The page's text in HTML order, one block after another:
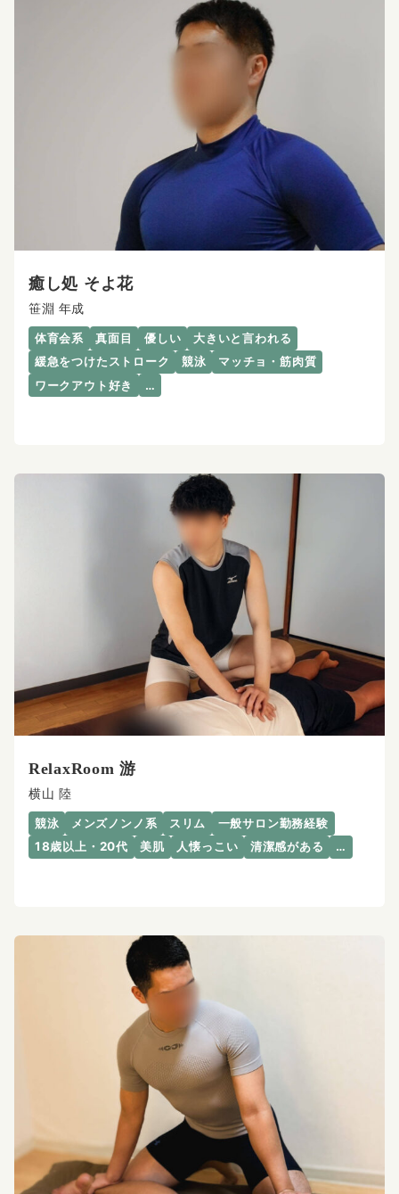
癒し処 そよ花
笹淵 年成
体育会系 真面目 優しい
大きいと言われる
緩急をつけたストローク
競泳
マッチョ・筋肉質
ワークアウト好き
…
RelaxRoom 游
横山 陸
競泳 メンズノンノ系 スリム
一般サロン勤務経験
18歳以上・20代
美肌 人懐っこい 清潔感がある …